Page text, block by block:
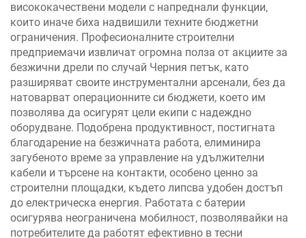
висококачествени модели с напреднали функции,
които иначе биха надвишили техните бюджетни
ограничения. Професионалните строителни
предприемачи извличат огромна полза от акциите за
безжични дрели по случай Черния петък, като
разширяват своите инструментални арсенали, без да
натоварват операционните си бюджети, което им
позволява да осигурят цели екипи с надеждно
оборудване. Подобрена продуктивност, постигната
благодарение на безжичната работа, елиминира
загубеното време за управление на удължителни
кабели и търсене на контакти, особено ценно за
строителни площадки, където липсва удобен достъп
до електрическа енергия. Работата с батерии
осигурява неограничена мобилност, позволявайки на
потребителите да работят ефективно в тесни